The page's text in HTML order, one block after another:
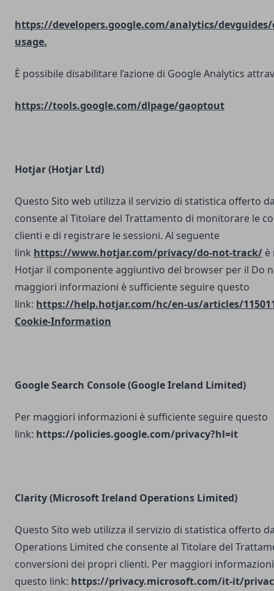
https://developers.google.com/analytics/
usage.
È possibile disabilitare l’azione di Google Analytics
https://tools.google.com/dlpage/gaoptout
Hotjar (Hotjar Ltd)
Questo Sito web utilizza il servizio di statistica offerto
consente al Titolare del Trattamento di monitorare le
clienti e di registrare le sessioni. Al seguente
link https://www.hotjar.com/privacy/do-not-track/ è
Hotjar il componente aggiuntivo del browser per il Do
maggiori informazioni è sufficiente seguire questo
link: https://help.hotjar.com/hc/en-us/articles/
Cookie-Information
Google Search Console(Google Ireland Limited)
Per maggiori informazioni è sufficiente seguire questo
link: https://policies.google.com/privacy?hl=it
Clarity (Microsoft Ireland Operations Limited)
Questo Sito web utilizza il servizio di statistica offerto
Operations Limited che consente al Titolare del
conversioni dei propri clienti. Per maggiori
questo link: https://privacy.microsoft.com/it-it/